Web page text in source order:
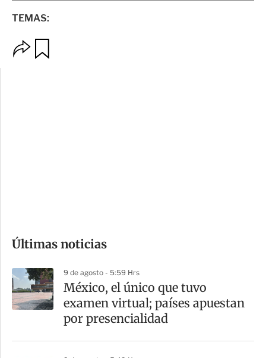
TEMAS:
m
a
r
t
Últimas noticias
9 de agosto - 5:59 Hrs
México, el único que tuvo
examen virtual; países apuestan
por presencialidad